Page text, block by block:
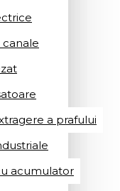
a prafului
acumulator